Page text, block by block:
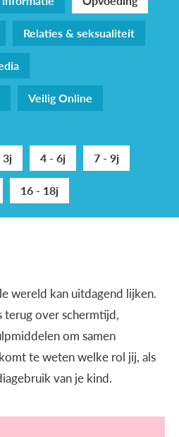
Relaties & seksualiteit
Veilig Online
3j 4 - 6j
7 - 9j
16 - 18j
wereld kan uitdagend lijken.
terug over schermtijd,
om samen
te weten welke rol jij, als
van je kind.